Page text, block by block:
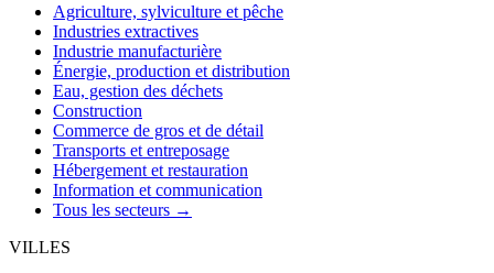
Agriculture, sylviculture et pêche
Industries extractives
Industrie manufacturière
Énergie, production et distribution
Eau, gestion des déchets
Construction
Commerce de gros et de détail
Transports et entreposage
Hébergement et restauration
Information et communication
Tous les secteurs →
VILLES